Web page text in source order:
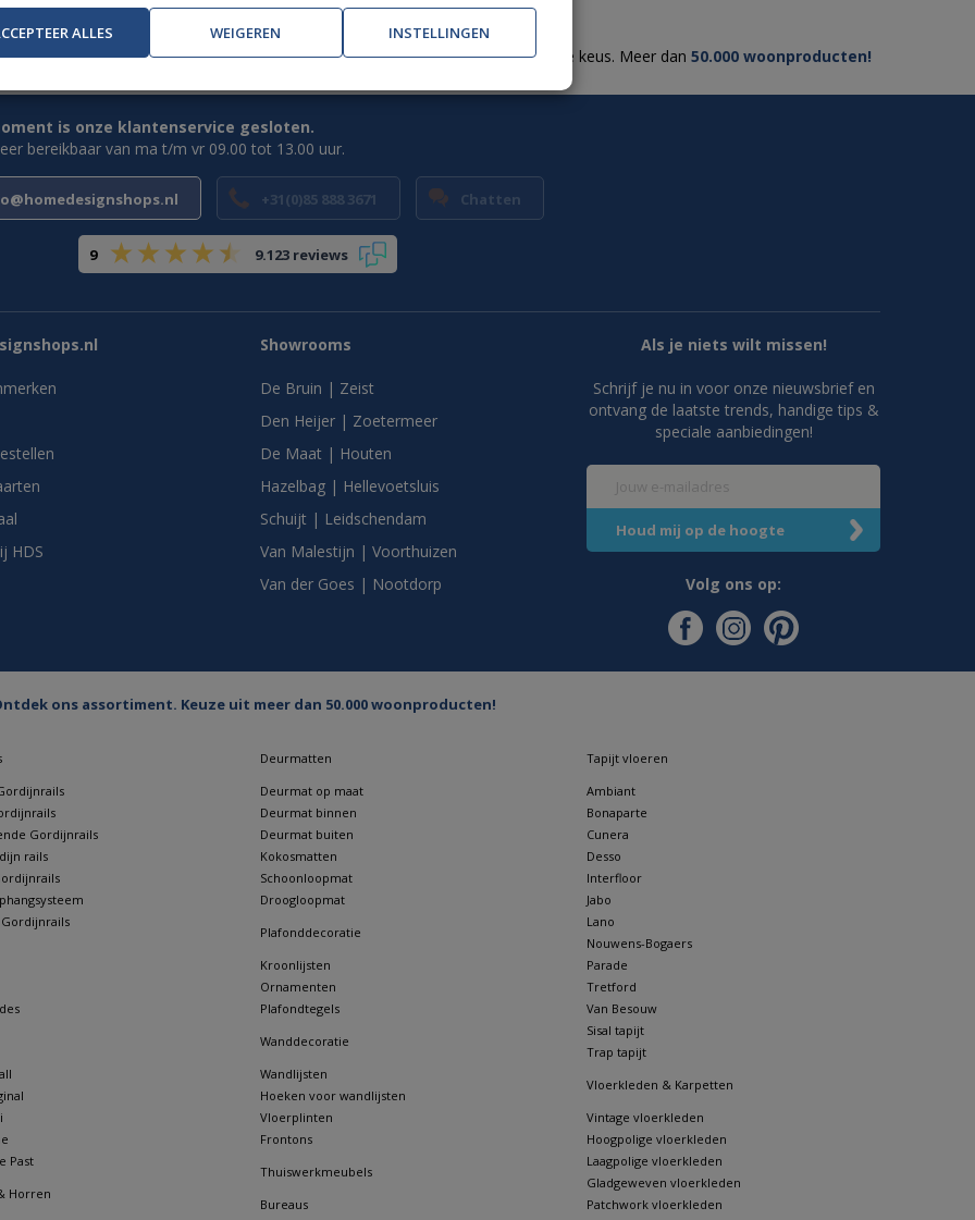
Uitstekende klantwaardering(9.1/10) Ruime keus. Meer dan 50.000 woonproducten!
is onze klantenservice gesloten.
bereikbaar van ma t/m vr 09.00 tot 13.00 uur.
+31(0)85 888 3671 Chatten
9 9.123 reviews
HDS
Showrooms
De Bruin | Zeist
Den Heijer | Zoetermeer
De Maat | Houten
Hazelbag | Hellevoetsluis
Schuijt | Leidschendam
Van Malestijn | Voorthuizen
Van der Goes | Nootdorp
Als je niets wilt missen!
Schrijf je nu in voor onze nieuwsbrief en
ontvang de laatste trends, handige tips &
speciale aanbiedingen!
Volg ons op:
ons assortiment. Keuze uit meer dan 50.000 woonproducten!
Gordijnrails
rails
Past
Horren
Deurmatten
Deurmat op maat
Deurmat binnen
Deurmat buiten
Kokosmatten
Schoonloopmat
Droogloopmat
Plafonddecoratie
Kroonlijsten
Ornamenten
Plafondtegels
Wanddecoratie
Wandlijsten
Hoeken voor wandlijsten
Vloerplinten
Frontons
Thuiswerkmeubels
Bureaus
Tapijt vloeren
Ambiant
Bonaparte
Cunera
Desso
Interfloor
Jabo
Lano
Nouwens-Bogaers
Parade
Tretford
Van Besouw
Sisal tapijt
Trap tapijt
Vloerkleden & Karpetten
Vintage vloerkleden
Hoogpolige vloerkleden
Laagpolige vloerkleden
Gladgeweven vloerkleden
Patchwork vloerkleden
ALLES WEIGEREN INSTELLINGEN